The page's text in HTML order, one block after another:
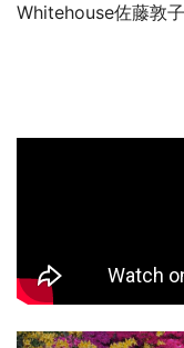
Whitehouse佐藤敦子